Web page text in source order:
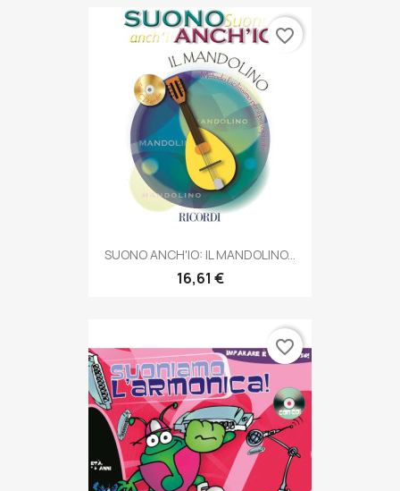
SUONO ANCH'IO: IL MANDOLINO...
16,61 €
favorite_border
favorite_border